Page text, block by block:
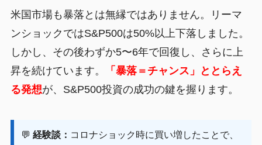
米国市場も暴落とは無縁ではありません。リーマ
ンショックではS&P500は50%以上下落しました。
しかし、その後わずか5〜6年で回復し、さらに上
昇を続けています。
「暴落＝チャンス」ととらえ
る発想が、S&P500投資の成功の鍵を握ります。
💬 経験談： コロナショック時に買い増したことで、